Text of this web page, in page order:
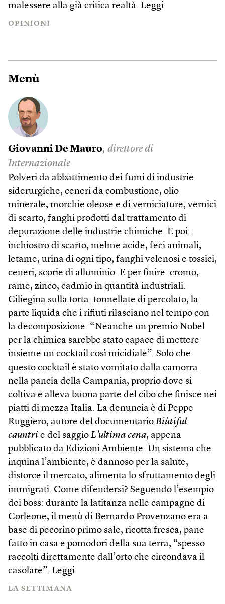
malessere alla già critica realtà. Leggi
OPINIONI
Menù
Giovanni De Mauro, direttore di
Internazionale
Polveri da abbattimento dei fumi di industrie
siderurgiche, ceneri da combustione, olio
minerale, morchie oleose e di verniciature, vernici
di scarto, fanghi prodotti dal trattamento di
depurazione delle industrie chimiche. E poi:
inchiostro di scarto, melme acide, feci animali,
letame, urina di ogni tipo, fanghi velenosi e tossici,
ceneri, scorie di alluminio. E per finire: cromo,
rame, zinco, cadmio in quantità industriali.
Ciliegina sulla torta: tonnellate di percolato, la
parte liquida che i rifiuti rilasciano nel tempo con
la decomposizione. “Neanche un premio Nobel
per la chimica sarebbe stato capace di mettere
insieme un cocktail così micidiale”. Solo che
questo cocktail è stato vomitato dalla camorra
nella pancia della Campania, proprio dove si
coltiva e alleva buona parte del cibo che finisce nei
piatti di mezza Italia. La denuncia è di Peppe
Ruggiero, autore del documentario Biùtiful
cauntri e del saggio L’ultima cena, appena
pubblicato da Edizioni Ambiente. Un sistema che
inquina l’ambiente, è dannoso per la salute,
distorce il mercato, alimenta lo sfruttamento degli
immigrati. Come difendersi? Seguendo l’esempio
dei boss: durante la latitanza nelle campagne di
Corleone, il menù di Bernardo Provenzano era a
base di pecorino primo sale, ricotta fresca, pane
fatto in casa e pomodori della sua terra, “spesso
raccolti direttamente dall’orto che circondava il
casolare”. Leggi
LA SETTIMANA